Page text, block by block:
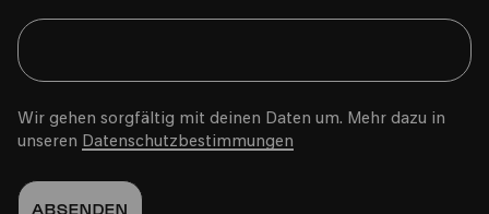
Wir gehen sorgfältig mit deinen Daten um. Mehr dazu in
unseren Datenschutzbestimmungen